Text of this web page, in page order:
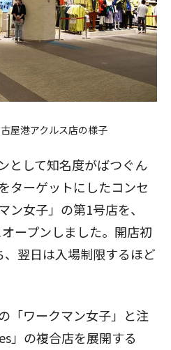
屋港アクルス店の様子
として知名度がばつぐん
ターゲットにしたコンセ
ン女子」の第1号店を、
ープンしました。開店初
翌日は入場制限するほど
「ワークマン女子」と注
」の複合店を展開する